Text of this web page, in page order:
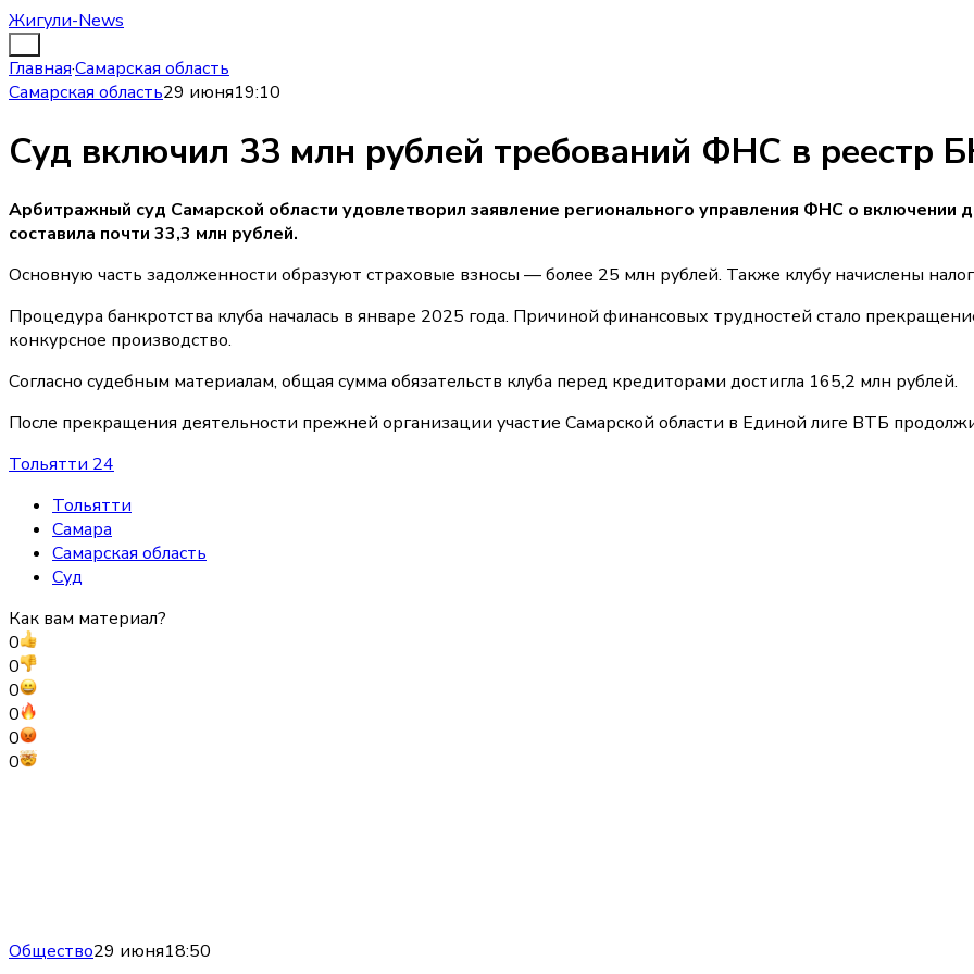
Жигули-News
Главная·Самарская область
Самарская область29 июня19:10
Суд включил 33 млн рублей требований ФНС в реестр
Арбитражный суд Самарской области удовлетворил заявление регионального управления ФНС о
составила почти 33,3 млн рублей.
Основную часть задолженности образуют страховые взносы — более 25 млн рублей. Также клубу начислены
Процедура банкротства клуба началась в январе 2025 года. Причиной финансовых трудностей стало
конкурсное производство.
Согласно судебным материалам, общая сумма обязательств клуба перед кредиторами достигла 165,2 млн рублей.
После прекращения деятельности прежней организации участие Самарской области в Единой лиге ВТБ
Тольятти 24
Тольятти
Самара
Самарская область
Суд
Как вам материал?
0
0
0
0
0
0
Общество29 июня18:50